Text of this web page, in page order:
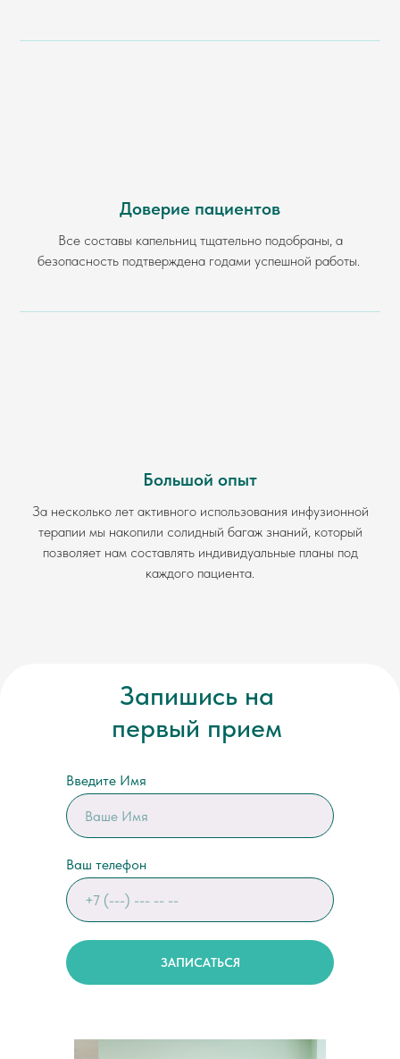
Доверие пациентов
Все составы капельниц тщательно подобраны, а
безопасность подтверждена годами успешной работы.
Большой опыт
За несколько лет активного использования инфузионной
терапии мы накопили солидный багаж знаний, который
позволяет нам составлять индивидуальные планы под
каждого пациента.
Запишись на
первый прием
Введите Имя
Ваш телефон
ЗАПИСАТЬСЯ